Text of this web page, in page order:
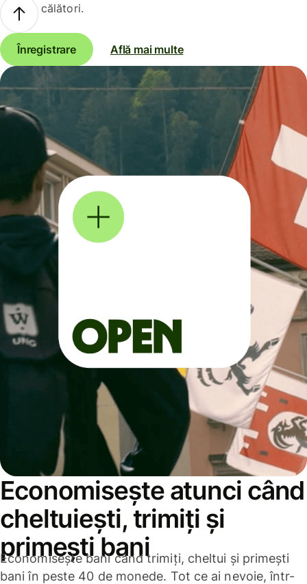
călători.
Înregistrare Află mai multe
Economisește atunci când
cheltuiești, trimiți și
primești bani
Economisește bani când trimiți, cheltui și primești
bani în peste 40 de monede. Tot ce ai nevoie, într-